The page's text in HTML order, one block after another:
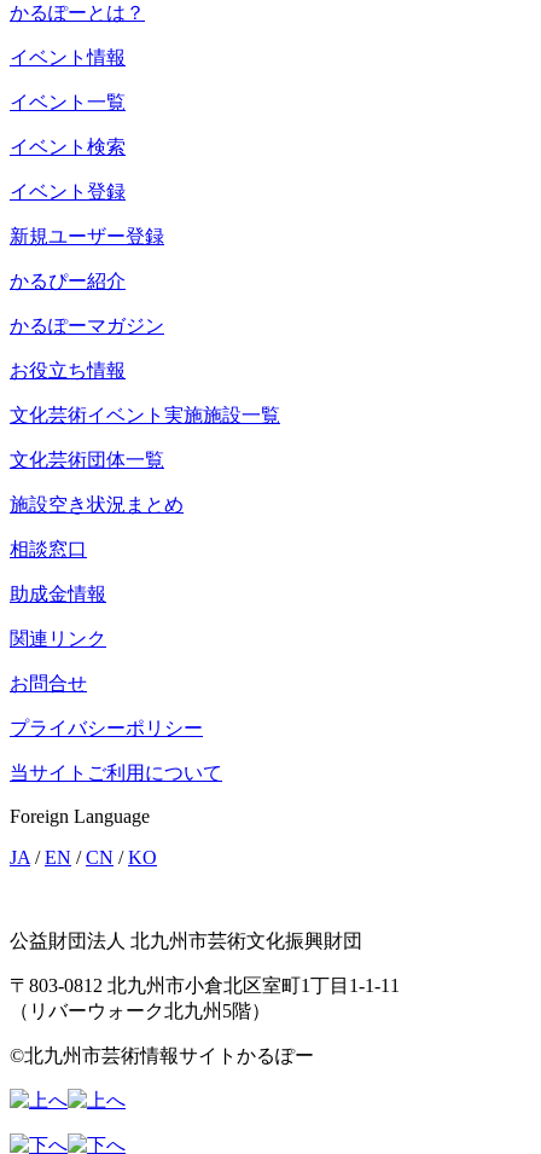
かるぽーとは？
イベント情報
イベント一覧
イベント検索
イベント登録
新規ユーザー登録
かるぴー紹介
かるぽーマガジン
お役立ち情報
文化芸術イベント実施施設一覧
文化芸術団体一覧
施設空き状況まとめ
相談窓口
助成金情報
関連リンク
お問合せ
プライバシーポリシー
当サイトご利用について
Foreign Language
JA /EN /CN /KO
公益財団法人 北九州市芸術文化振興財団
〒803-0812 北九州市小倉北区室町1丁目1-1-11
（リバーウォーク北九州5階）
©北九州市芸術情報サイトかるぽー